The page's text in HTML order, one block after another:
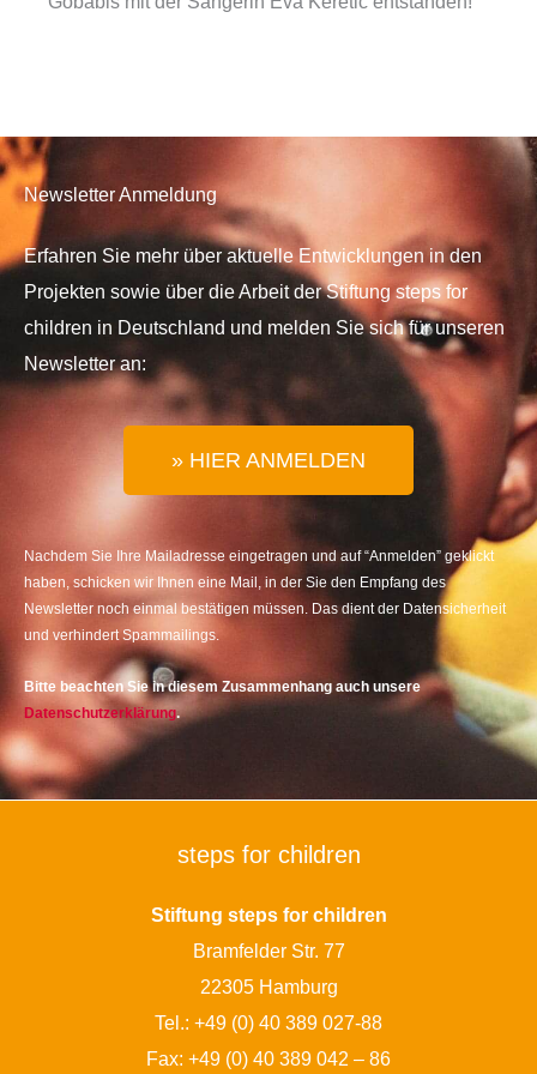
Newsletter Anmeldung
Erfahren Sie mehr über aktuelle Entwicklungen in den
Projekten sowie über die Arbeit der Stiftung steps for
children in Deutschland und melden Sie sich für unseren
Newsletter an:
» HIER ANMELDEN
Nachdem Sie Ihre Mailadresse eingetragen und auf “Anmelden” geklickt
haben, schicken wir Ihnen eine Mail, in der Sie den Empfang des
Newsletter noch einmal bestätigen müssen. Das dient der Datensicherheit
und verhindert Spammailings.
Bitte beachten Sie in diesem Zusammenhang auch unsere
Datenschutzerklärung.
steps for children
Stiftung steps for children
Bramfelder Str. 77
22305 Hamburg
Tel.: +49 (0) 40 389 027-88
Fax: +49 (0) 40 389 042 – 86